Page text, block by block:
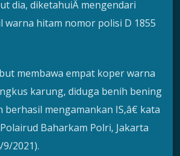
dia, diketahuiÂ mengendari
warna hitam nomor polisi D 1855
membawa empat koper warna
karung, diduga benih bening
mengamankan IS,â€ kata
Baharkam Polri, Jakarta
2021).